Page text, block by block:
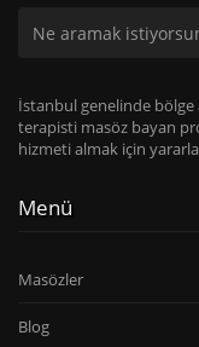
İstanbul genelinde bölge
terapisti masöz bayan
hizmeti almak için
Menü
Masözler
Blog